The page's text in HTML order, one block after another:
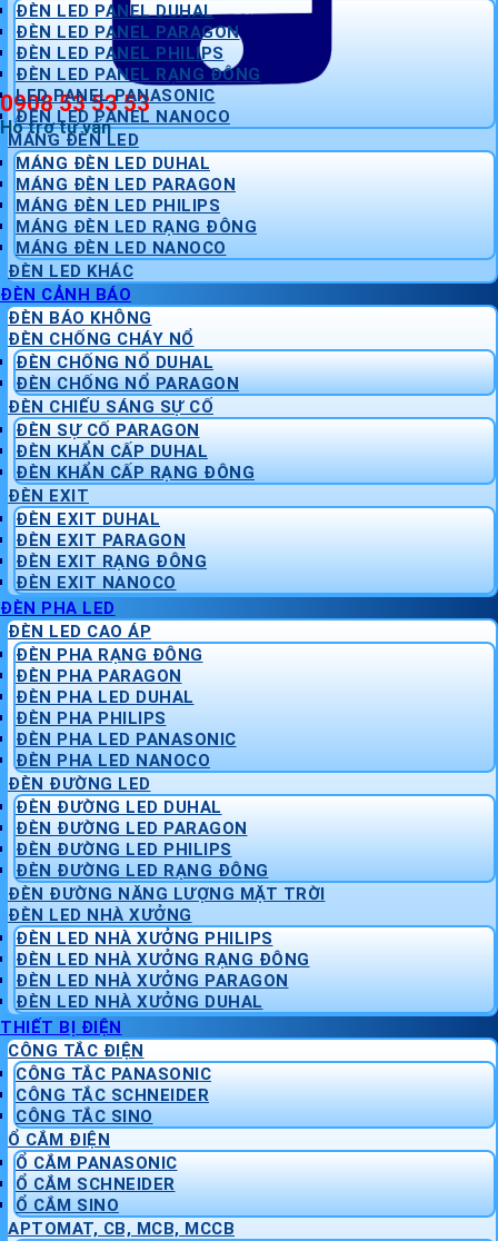
0908 53 53 53
Hỗ trợ tư vấn
ĐÈN LED PANEL DUHAL
ĐÈN LED PANEL PARAGON
ĐÈN LED PANEL PHILIPS
ĐÈN LED PANEL RẠNG ĐÔNG
LED PANEL PANASONIC
ĐÈN LED PANEL NANOCO
MÁNG ĐÈN LED
MÁNG ĐÈN LED DUHAL
MÁNG ĐÈN LED PARAGON
MÁNG ĐÈN LED PHILIPS
MÁNG ĐÈN LED RẠNG ĐÔNG
MÁNG ĐÈN LED NANOCO
ĐÈN LED KHÁC
ĐÈN CẢNH BÁO
ĐÈN BÁO KHÔNG
ĐÈN CHỐNG CHÁY NỔ
ĐÈN CHỐNG NỔ DUHAL
ĐÈN CHỐNG NỔ PARAGON
ĐÈN CHIẾU SÁNG SỰ CỐ
ĐÈN SỰ CỐ PARAGON
ĐÈN KHẨN CẤP DUHAL
ĐÈN KHẨN CẤP RẠNG ĐÔNG
ĐÈN EXIT
ĐÈN EXIT DUHAL
ĐÈN EXIT PARAGON
ĐÈN EXIT RẠNG ĐÔNG
ĐÈN EXIT NANOCO
ĐÈN PHA LED
ĐÈN LED CAO ÁP
ĐÈN PHA RẠNG ĐÔNG
ĐÈN PHA PARAGON
ĐÈN PHA LED DUHAL
ĐÈN PHA PHILIPS
ĐÈN PHA LED PANASONIC
ĐÈN PHA LED NANOCO
ĐÈN ĐƯỜNG LED
ĐÈN ĐƯỜNG LED DUHAL
ĐÈN ĐƯỜNG LED PARAGON
ĐÈN ĐƯỜNG LED PHILIPS
ĐÈN ĐƯỜNG LED RẠNG ĐÔNG
ĐÈN ĐƯỜNG NĂNG LƯỢNG MẶT TRỜI
ĐÈN LED NHÀ XƯỞNG
ĐÈN LED NHÀ XƯỞNG PHILIPS
ĐÈN LED NHÀ XƯỞNG RẠNG ĐÔNG
ĐÈN LED NHÀ XƯỞNG PARAGON
ĐÈN LED NHÀ XƯỞNG DUHAL
THIẾT BỊ ĐIỆN
CÔNG TẮC ĐIỆN
CÔNG TẮC PANASONIC
CÔNG TẮC SCHNEIDER
CÔNG TẮC SINO
Ổ CẮM ĐIỆN
Ổ CẮM PANASONIC
Ổ CẮM SCHNEIDER
Ổ CẮM SINO
APTOMAT, CB, MCB, MCCB